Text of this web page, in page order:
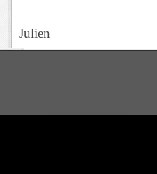
Julien